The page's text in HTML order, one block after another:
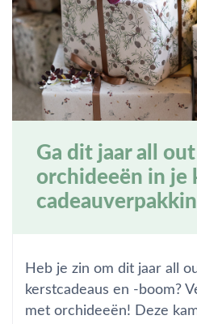
Ga dit jaar all
orchideeën in je
Heb je zin om dit jaar all
kerstcadeaus en -boom?
met orchideeën! Deze